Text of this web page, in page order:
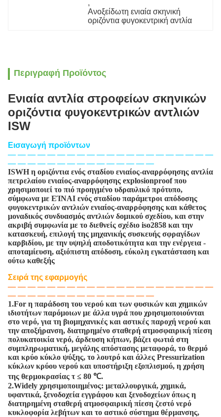
,
Ανοξείδωτη ενιαία σκηνική
οριζόντια φυγοκεντρική αντλία
Περιγραφή Προϊόντος
Ενιαία αντλία στροφείων σκηνικών
οριζόντια φυγοκεντρικών αντλιών
ISW
Εισαγωγή προϊόντων
— — — — — — — — — — — — — — — — — — — — —
— — — — — — — — — — — — — — —
ISWH η οριζόντια ενός σταδίου ενιαίος-αναρρόφησης αντλία
πετρελαίου ενιαίος-αναρρόφησης explosionproof που
χρησιμοποιεί το πιό προηγμένο υδραυλικό πρότυπο,
σύμφωνα με ΕΊΝΑΙ ενός σταδίου παράμετροι απόδοσης
φυγοκεντρικών αντλιών ενιαίος-αναρρόφησης και κάθετος
μοναδικός συνδυασμός αντλιών δομικού σχεδίου, και στην
ακριβή συμφωνία με το διεθνείς σχέδιο iso2858 και την
κατασκευή, επιλογή της μηχανικής συσκευής σφραγίδων
καρβιδίου, με την υψηλή αποδοτικότητα και την ενέργεια -
αποταμίευση, αξιόπιστη απόδοση, εύκολη εγκατάσταση και
ούτω καθεξής
Σειρά της εφαρμογής
—————————————————————
———————————————
1.For η παράδοση του νερού και των φυσικών και χημικών
ιδιοτήτων παρόμοιων με άλλα υγρά που χρησιμοποιούνται
στο νερό, για τη βιομηχανικές και αστικές παροχή νερού και
την αποξήρανση, διατηρημένο σταθερή ατμοσφαιρική πίεση
πολυκατοικία νερό, άρδευση κήπων, βάζει φωτιά στη
συμπληρωματική, μεγάλης απόστασης μεταφορά, το θερμό
και κρύο κύκλο ψύξης, το λουτρό και άλλες Pressurization
κύκλων κρύου νερού και υποστήριξη εξοπλισμού, η χρήση
της θερμοκρασίας τ ≤ 80 ℃.
2.Widely χρησιμοποιημένος: μεταλλουργικά, χημικά,
υφαντικά, ξενοδοχεία εγγράφου και ξενοδοχείων όπως η
διατηρημένη σταθερή ατμοσφαιρική πίεση ζεστό νερό
κυκλοφορία λεβήτων και το αστικό σύστημα θέρμανσης,